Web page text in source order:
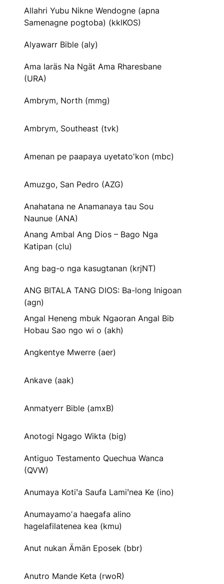
Allahri Yubu Nikne Wendogne (apna
Samenagne pogtoba) (kklKOS)
Alyawarr Bible (aly)
Ama Iaräs Na Ngät Ama Rharesbane
(URA)
Ambrym, North (mmg)
Ambrym, Southeast (tvk)
Amenan pe paapaya uyetato'kon (mbc)
Amuzgo, San Pedro (AZG)
Anahatana ne Anamanaya tau Sou
Naunue (ANA)
Anang Ambal Ang Dios – Bago Nga
Katipan (clu)
Ang bag-o nga kasugtanan (krjNT)
ANG BITALA TANG DIOS: Ba-long Inigoan
(agn)
Angal Heneng mbuk Ngaoran Angal Bib
Hobau Sao ngo wi o (akh)
Angkentye Mwerre (aer)
Ankave (aak)
Anmatyerr Bible (amxB)
Anotogi Ngago Wikta (big)
Antiguo Testamento Quechua Wanca
(QVW)
Anumaya Kotiꞌa Saufa Lamiꞌnea Ke (ino)
Anumayamoʼa haegafa alino
hagelafilatenea kea (kmu)
Anut nukan Ämän Eposek (bbr)
Anutro Mande Keta (rwoR)